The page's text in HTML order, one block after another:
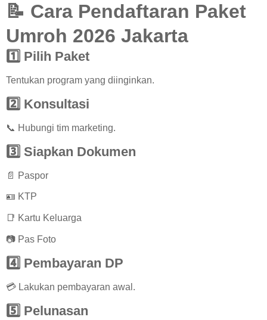
📝 Cara Pendaftaran Paket
Umroh 2026 Jakarta
1️⃣ Pilih Paket
Tentukan program yang diinginkan.
2️⃣ Konsultasi
📞 Hubungi tim marketing.
3️⃣ Siapkan Dokumen
📄 Paspor
🪪 KTP
📑 Kartu Keluarga
📷 Pas Foto
4️⃣ Pembayaran DP
💳 Lakukan pembayaran awal.
5️⃣ Pelunasan